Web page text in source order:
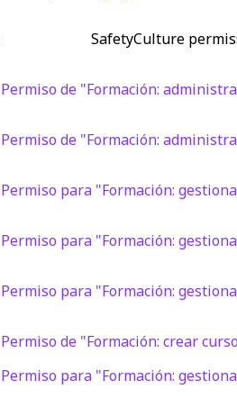
SafetyCulture
Permiso de "Formación:
Permiso de "Formación:
Permiso para "Formación:
Permiso para "Formación:
Permiso para "Formación:
Permiso de "Formación: crear
Permiso para "Formación: